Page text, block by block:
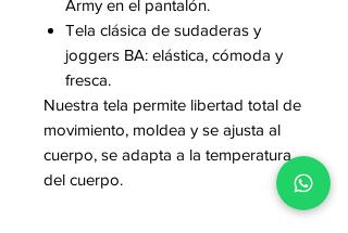
Army en el pantalón.
Tela clásica de sudaderas y
joggers BA: elástica, cómoda y
fresca.
Nuestra tela permite libertad total de
movimiento, moldea y se ajusta al
cuerpo, se adapta a la temperatura
del cuerpo.